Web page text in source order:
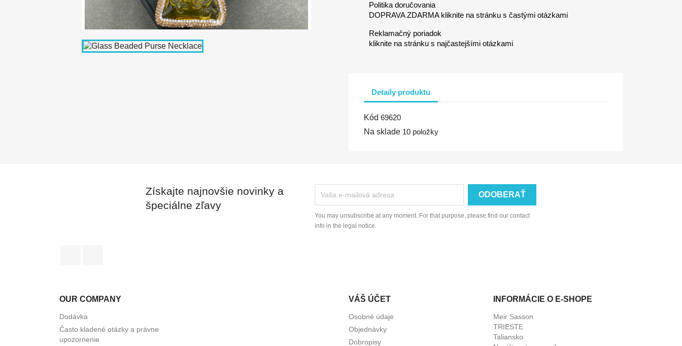
Politika doručovania
DOPRAVA ZDARMA kliknite na stránku s častými otázkami
Reklamačný poriadok
kliknite na stránku s najčastejšími otázkami
Detaily produktu
Kód 69620
Na sklade 10 položky
Získajte najnovšie novinky a
špeciálne zľavy
You may unsubscribe at any moment. For that purpose, please find our contact
info in the legal notice.
OUR COMPANY
Dodávka
Často kladené otázky a právne
upozornenie
VÁŠ ÚČET
Osobné údaje
Objednávky
Dobropisy
INFORMÁCIE O E-SHOPE
Meir Sasson
TRIESTE
Taliansko